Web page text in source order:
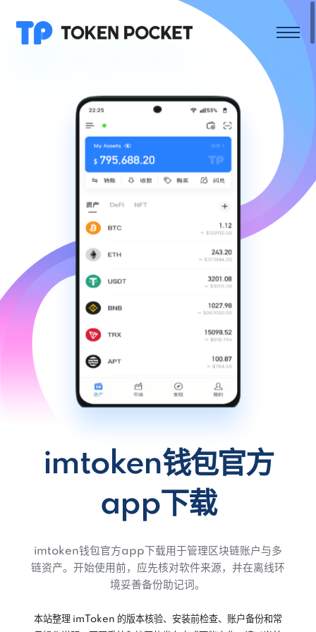
imtoken钱包官方
app下载
imtoken钱包官方app下载用于管理区块链账户与多
链资产。开始使用前，应先核对软件来源，并在离线环
境妥善备份助记词。
本站整理 imToken 的版本核验、安装前检查、账户备份和常